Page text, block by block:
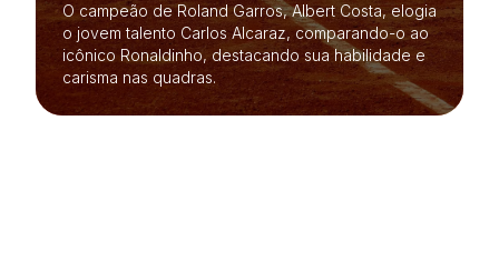
O campeão de Roland Garros, Albert Costa, elogia
o jovem talento Carlos Alcaraz, comparando-o ao
icônico Ronaldinho, destacando sua habilidade e
carisma nas quadras.